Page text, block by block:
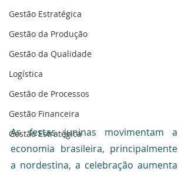
Gestão Estratégica
Gestão da Produção
Gestão da Qualidade
Logística
Gestão de Processos
Gestão Financeira
Gestão Estratégica
As festas juninas movimentam a
economia brasileira, principalmente
a nordestina, a celebração aumenta